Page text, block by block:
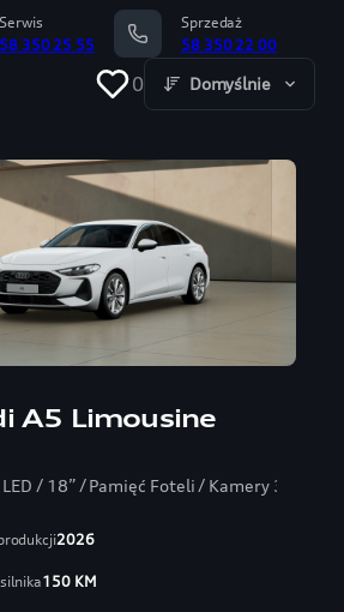
Serwis
58 350 25 55
Sprzedaż
58 350 22 00
0 Domyślnie
A5 Limousine
/ 18” / Pamięć Foteli / Kamery 360
2026
150KM